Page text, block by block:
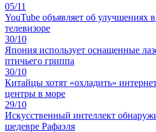
05/11
YouTube объявляет об улучшениях
телевизоре
30/10
Япония использует оснащенные
птичьего гриппа
30/10
Китайцы хотят «охладить»
центры в море
29/10
Искусственный интеллект
шедевре Рафаэля